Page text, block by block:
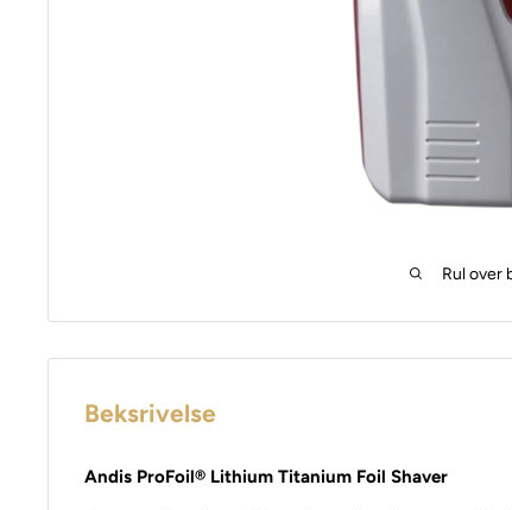
Rul over
Beksrivelse
Andis ProFoil® Lithium Titanium Foil Shaver